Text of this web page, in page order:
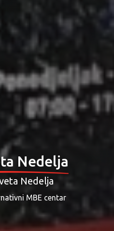
Nedelja
Nedelja
MBE centar